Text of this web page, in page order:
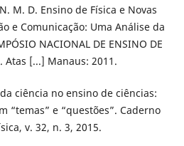
M. D. Ensino de Física e Novas
e Comunicação: Uma Análise da
NACIONAL DE ENSINO DE
Atas [...] Manaus: 2011.
ciência no ensino de ciências:
“temas” e “questões”. Caderno
v. 32, n. 3, 2015.